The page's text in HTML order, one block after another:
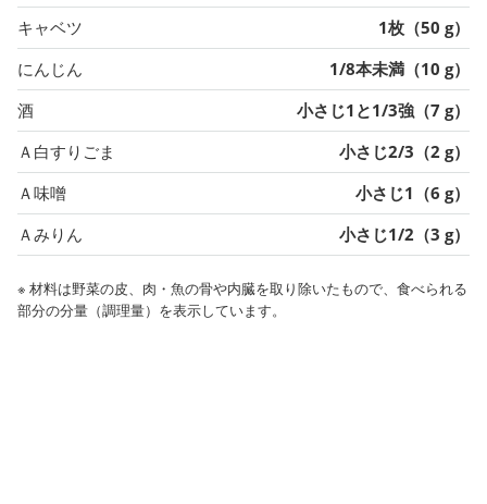
キャベツ
1枚（50 g）
にんじん
1/8本未満（10 g）
酒
小さじ1と1/3強（7 g）
Ａ白すりごま
小さじ2/3（2 g）
Ａ味噌
小さじ1（6 g）
Ａみりん
小さじ1/2（3 g）
※ 材料は野菜の皮、肉・魚の骨や内臓を取り除いたもので、食べられる
部分の分量（調理量）を表示しています。